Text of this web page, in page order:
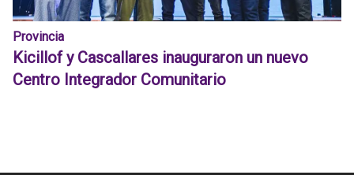
Provincia
Kicillof y Cascallares inauguraron un nuevo
Centro Integrador Comunitario